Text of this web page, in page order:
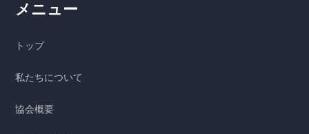
メニュー
トップ
私たちについて
協会概要